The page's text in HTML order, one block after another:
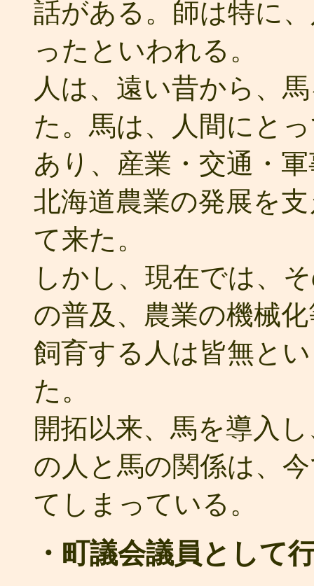
話がある。師は特に
ったといわれる。
人は、遠い昔から、
た。馬は、人間にと
あり、産業・交通・
北海道農業の発展を
て来た。
しかし、現在では、
の普及、農業の機械
飼育する人は皆無と
た。
開拓以来、馬を導入
の人と馬の関係は、
てしまっている。
・町議会議員として